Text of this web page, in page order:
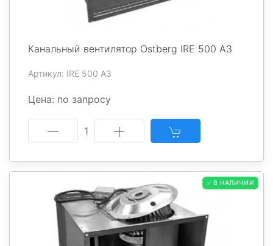
Канальный вентилятор Ostberg IRE 500 A3
Артикул: IRE 500 A3
Цена: по запросу
1
✅ В НАЛИЧИИ